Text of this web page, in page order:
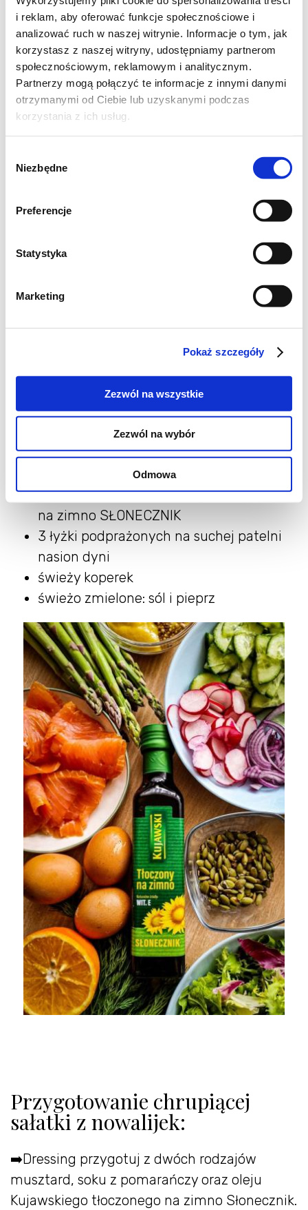
i reklam, aby oferować funkcje społecznościowe i
analizować ruch w naszej witrynie. Informacje o tym, jak
korzystasz z naszej witryny, udostępniamy partnerom
społecznościowym, reklamowym i analitycznym.
Partnerzy mogą połączyć te informacje z innymi danymi
otrzymanymi od Ciebie lub uzyskanymi podczas
korzystania z ich usług.
zgody
Niezbędne
Preferencje
Statystyka
Marketing
Pokaż szczegóły
Zezwól na wszystkie
Zezwól na wybór
Odmowa
zastosowanych nasion.
Sałatkę z tego przepisu możesz przygotować
w jednej dużej porcji na grilla lub jako 3
większe samodzielne porcje na obiad czy też
jako lunch do pracy lub szkoły (wówczas
dressing zabierz w osobnym słoiczku lub
Składniki na chrupiącą sałatkę
3 duże garści mixu świeżych sałat lub
młodych listków
pęczek rzodkiewek
1 młody ogórek szklarniowy
150 g wędzonego surowego łososia
3 jajka ugotowane na twardo
3 łyżeczki musztardy francuskiej
3 łyżeczki musztardy miodowej
sok z połowy pomarańczy
2 łyżeczki oleju Kujawskiego tłoczonego
na zimno SŁONECZNIK
3 łyżki podprażonych na suchej patelni
nasion dyni
świeży koperek
świeżo zmielone: sól i pieprz
Przygotowanie chrupiącej
sałatki z nowalijek:
➡️Dressing przygotuj z dwóch rodzajów
musztard, soku z pomarańczy oraz oleju
Kujawskiego tłoczonego na zimno Słonecznik.